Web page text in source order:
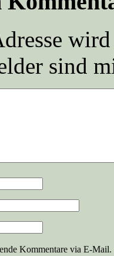
sind
Kommentare via E-Mail.